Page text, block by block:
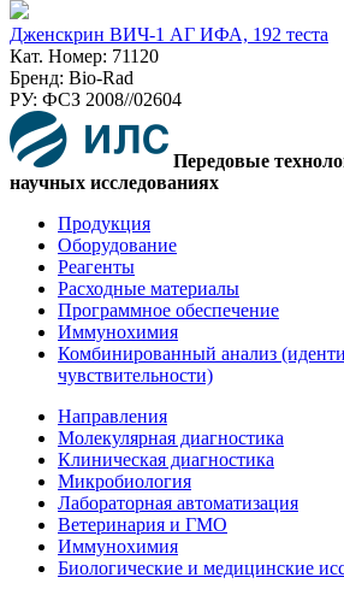
Дженcкрин ВИЧ-1 АГ ИФА, 192 теста
Кат. Номер: 71120
Бренд: Bio-Rad
РУ: ФСЗ 2008//02604
Передовые
научных исследованиях
Продукция
Оборудование
Реагенты
Расходные материалы
Программное обеспечение
Иммунохимия
Комбинированный анализ
чувствительности)
Направления
Молекулярная диагностика
Клиническая диагностика
Микробиология
Лабораторная автоматизация
Ветеринария и ГМО
Иммунохимия
Биологические и медицинские